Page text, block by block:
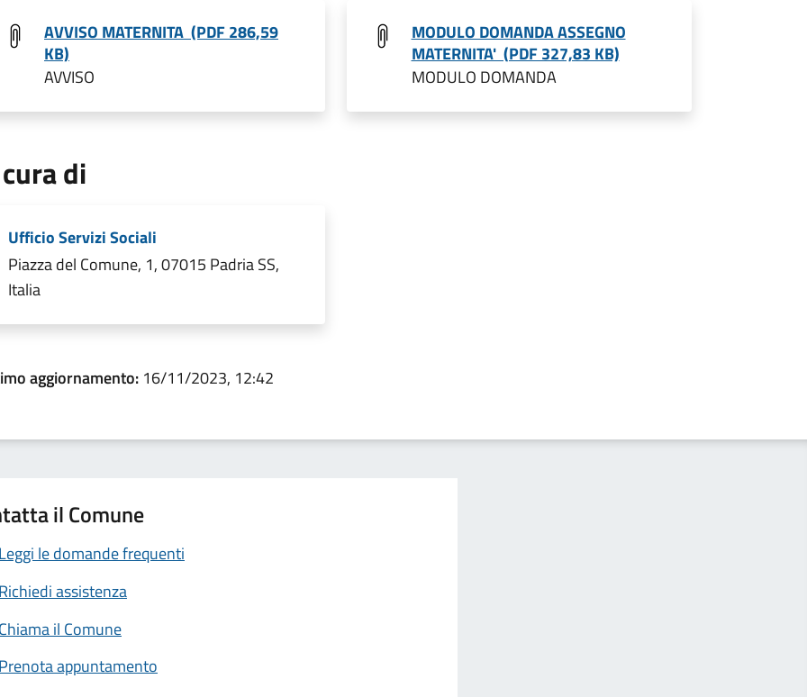
AVVISO MATERNITA (PDF 286,59
KB)
AVVISO
MODULO DOMANDA ASSEGNO
MATERNITA' (PDF 327,83 KB)
MODULO DOMANDA
di
Ufficio Servizi Sociali
Piazza del Comune, 1, 07015 Padria SS,
Italia
aggiornamento: 16/11/2023, 12:42
il Comune
le domande frequenti
assistenza
il Comune
appuntamento